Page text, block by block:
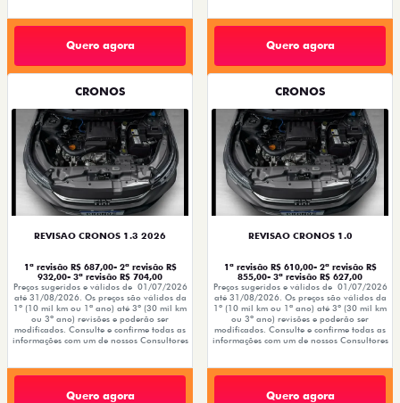
Quero agora Quero agora
CRONOS
REVISAO CRONOS 1.3 2026
1ª revisão R$ 687,00- 2ª revisão R$
932,00- 3ª revisão R$ 704,00
Preços sugeridos e válidos de 01/07/2026
até 31/08/2026. Os preços são válidos da
1º (10 mil km ou 1ª ano) até 3º (30 mil km
ou 3º ano) revisões e poderão ser
modificados. Consulte e confirme todas as
informações com um de nossos Consultores
Quero agora
CRONOS
REVISAO CRONOS 1.0
1ª revisão R$ 610,00- 2ª revisão R$
855,00- 3ª revisão R$ 627,00
Preços sugeridos e válidos de 01/07/2026
até 31/08/2026. Os preços são válidos da
1º (10 mil km ou 1ª ano) até 3º (30 mil km
ou 3º ano) revisões e poderão ser
modificados. Consulte e confirme todas as
informações com um de nossos Consultores
Quero agora